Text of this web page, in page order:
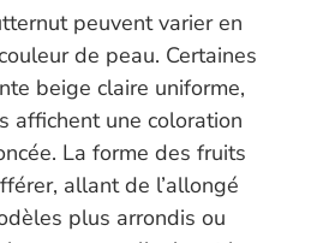
peuvent varier en
de peau. Certaines
beige claire uniforme,
affichent une coloration
La forme des fruits
allant de l’allongé
plus arrondis ou